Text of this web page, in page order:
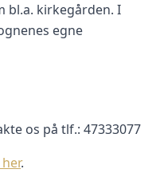
bl.a. kirkegården. I
egne
os på tlf.: 47333077
.